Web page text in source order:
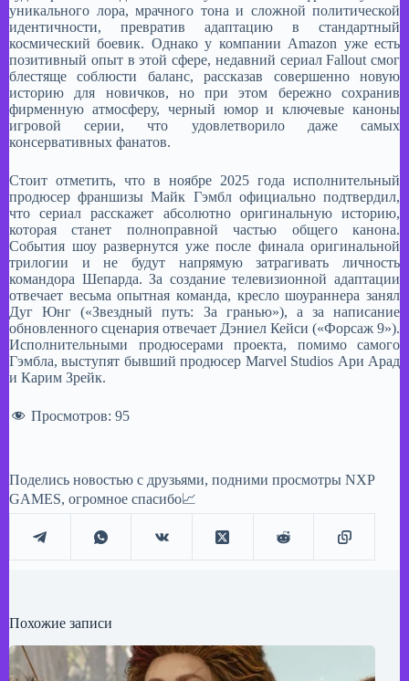
уникального лора, мрачного тона и сложной политической
идентичности, превратив адаптацию в стандартный
космический боевик. Однако у компании Amazon уже есть
позитивный опыт в этой сфере, недавний сериал Fallout смог
блестяще соблюсти баланс, рассказав совершенно новую
историю для новичков, но при этом бережно сохранив
фирменную атмосферу, черный юмор и ключевые каноны
игровой серии, что удовлетворило даже самых
консервативных фанатов.​
Стоит отметить, что в ноябре 2025 года исполнительный
продюсер франшизы Майк Гэмбл официально подтвердил,
что сериал расскажет абсолютно оригинальную историю,
которая станет полноправной частью общего канона.
События шоу развернутся уже после финала оригинальной
трилогии и не будут напрямую затрагивать личность
командора Шепарда. За создание телевизионной адаптации
отвечает весьма опытная команда, кресло шоураннера занял
Дуг Юнг («Звездный путь: За гранью»), а за написание
обновленного сценария отвечает Дэниел Кейси («Форсаж 9»).
Исполнительными продюсерами проекта, помимо самого
Гэмбла, выступят бывший продюсер Marvel Studios Ари Арад
и Карим Зрейк.
Просмотров: 95
Поделись новостью с друзьями, подними просмотры NXP
GAMES, огромное спасибо📈
Похожие записи